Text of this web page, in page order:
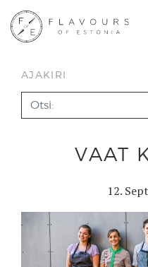
AJAKIRI
VAAT
12.